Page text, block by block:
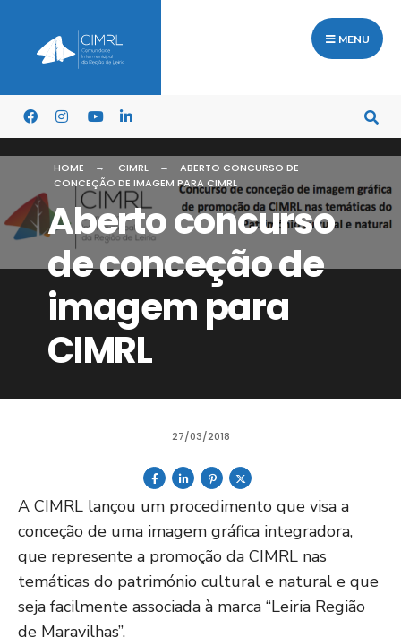
MENU
HOME CIMRL
ABERTO CONCURSO DE
CONCEÇÃO DE IMAGEM PARA CIMRL
Aberto concurso
de conceção de
imagem para
CIMRL
27/03/2018
A CIMRL lançou um procedimento que visa a
conceção de uma imagem gráfica integradora,
que represente a promoção da CIMRL nas
temáticas do património cultural e natural e que
seja facilmente associada à marca “Leiria Região
de Maravilhas”.